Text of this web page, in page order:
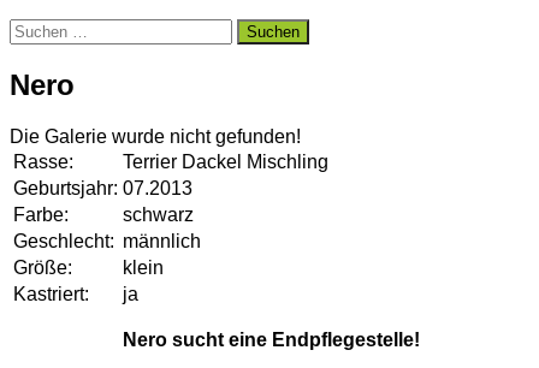
Suchen
nach:
Nero
Die Galerie wurde nicht gefunden!
Rasse:
Terrier Dackel Mischling
Geburtsjahr: 07.2013
Farbe:
schwarz
Geschlecht: männlich
Größe:
klein
Kastriert:
ja
Nero sucht eine Endpflegestelle!